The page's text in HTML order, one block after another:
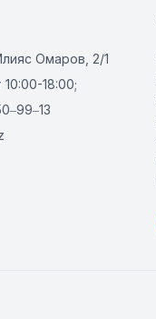
Омаров, 2/1
18:00;